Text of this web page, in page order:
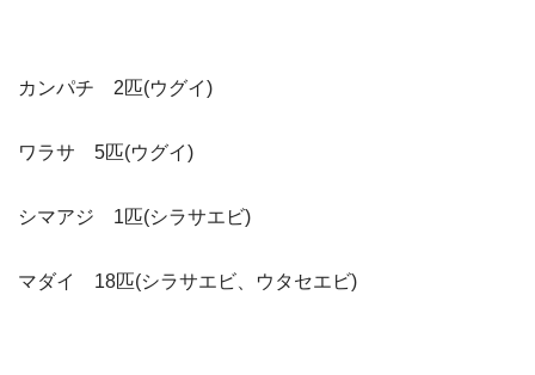
カンパチ 2匹(ウグイ)
ワラサ 5匹(ウグイ)
シマアジ 1匹(シラサエビ)
マダイ 18匹(シラサエビ、ウタセエビ)